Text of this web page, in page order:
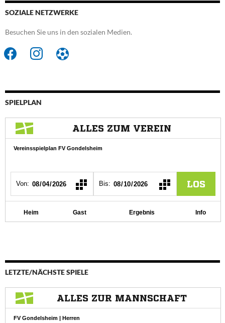
SOZIALE NETZWERKE
Besuchen Sie uns in den sozialen Medien.
facebook
instagram futbol-
SPIELPLAN
LETZTE/NÄCHSTE SPIELE